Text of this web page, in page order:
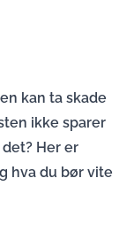
kan ta skade
ikke sparer
Her er
hva du bør vite